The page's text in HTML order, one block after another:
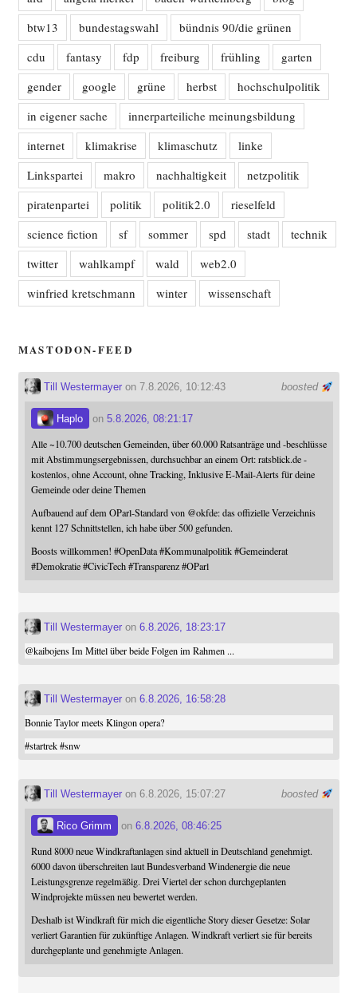
btw13
bundestagswahl
bündnis 90/die grünen
cdu
fantasy fdp freiburg frühling
garten
gender
google grüne herbst
hochschulpolitik
in eigener sache
innerparteiliche meinungsbildung
internet
klimakrise klimaschutz
linke
Linkspartei
makro nachhaltigkeit
netzpolitik
piratenpartei
politik politik2.0
rieselfeld
science fiction
sf sommer spd stadt
technik
twitter
wahlkampf wald
web2.0
winfried kretschmann
winter wissenschaft
MASTODON-FEED
boosted
Till Westermayeron 7.8.2026, 10:12:43
Haplo on 5.8.2026, 08:21:17
Alle ~10.700 deutschen Gemeinden, über 60.000 Ratsanträge und -beschlüsse
mit Abstimmungsergebnissen, durchsuchbar an einem Ort: ratsblick.de -
kostenlos, ohne Account, ohne Tracking, Inklusive E-Mail-Alerts für deine
Gemeinde oder deine Themen
Aufbauend auf dem OParl-Standard von @okfde: das offizielle Verzeichnis
kennt 127 Schnittstellen, ich habe über 500 gefunden.
Boosts willkommen! #OpenData #Kommunalpolitik #Gemeinderat
#Demokratie #CivicTech #Transparenz #OParl
Till Westermayeron 6.8.2026, 18:23:17
@kaibojensIm Mittel über beide Folgen im Rahmen ...
Till Westermayeron 6.8.2026, 16:58:28
Bonnie Taylor meets Klingon opera?
#startrek #snw
boosted
Till Westermayeron 6.8.2026, 15:07:27
Rico Grimm on 6.8.2026, 08:46:25
Rund 8000 neue Windkraftanlagen sind aktuell in Deutschland genehmigt.
6000 davon überschreiten laut Bundesverband Windenergie die neue
Leistungsgrenze regelmäßig. Drei Viertel der schon durchgeplanten
Windprojekte müssen neu bewertet werden.
Deshalb ist Windkraft für mich die eigentliche Story dieser Gesetze: Solar
verliert Garantien für zukünftige Anlagen. Windkraft verliert sie für bereits
durchgeplante und genehmigte Anlagen.